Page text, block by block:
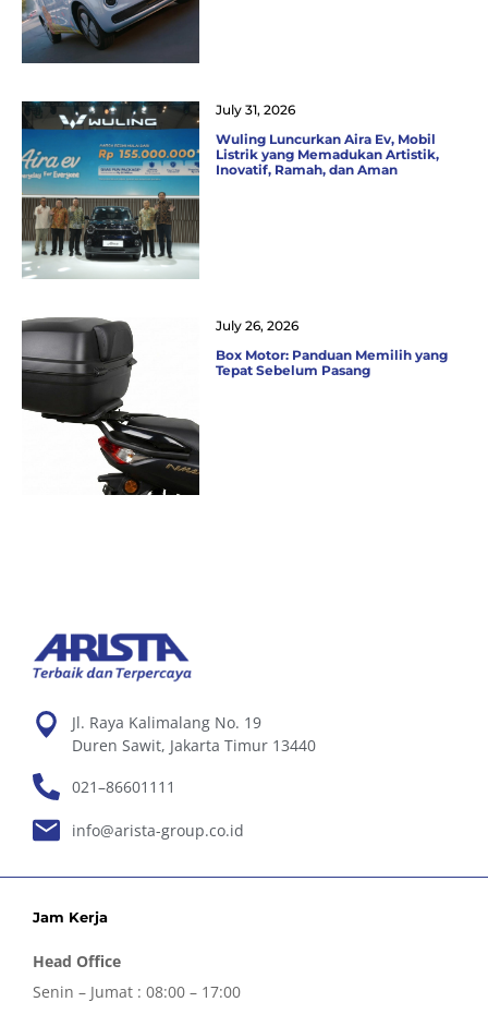
Wuling Luncurkan Aira Ev, Mobil
Listrik yang Memadukan Artistik,
Inovatif, Ramah, dan Aman
July 31, 2026
Box Motor: Panduan Memilih yang
Tepat Sebelum Pasang
July 26, 2026
Jl. Raya Kalimalang No. 19
Duren Sawit, Jakarta Timur 13440
021–86601111
info@arista-group.co.id
Jam Kerja
Head Office
Senin – Jumat : 08:00 – 17:00